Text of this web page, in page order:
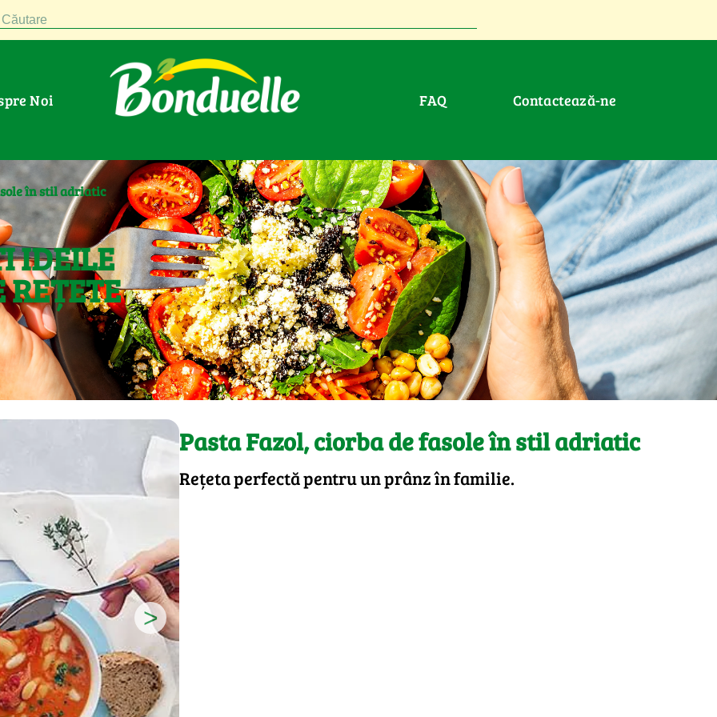
Noi FAQ Contactează-ne
în stil adriatic
IDEILE
REȚETE
>
Pasta Fazol, ciorba de fasole în stil adriatic
Rețeta perfectă pentru un prânz în familie.